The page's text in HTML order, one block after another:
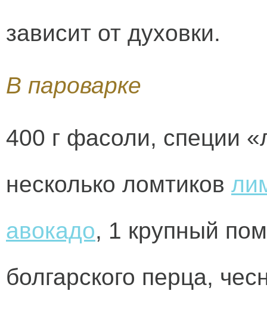
зависит от духовки.
В пароварке
400 г фасоли, специи
несколько ломтиков
авокадо, 1 крупный
болгарского перца,